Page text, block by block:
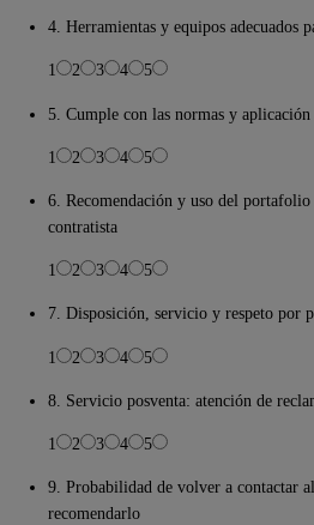
4. Herramientas y equipos adecuados
1 2 3 4 5
5. Cumple con las normas y
1 2 3 4 5
6. Recomendación y uso del
contratista
1 2 3 4 5
7. Disposición, servicio y respeto por
1 2 3 4 5
8. Servicio posventa: atención de
1 2 3 4 5
9. Probabilidad de volver a contactar
recomendarlo